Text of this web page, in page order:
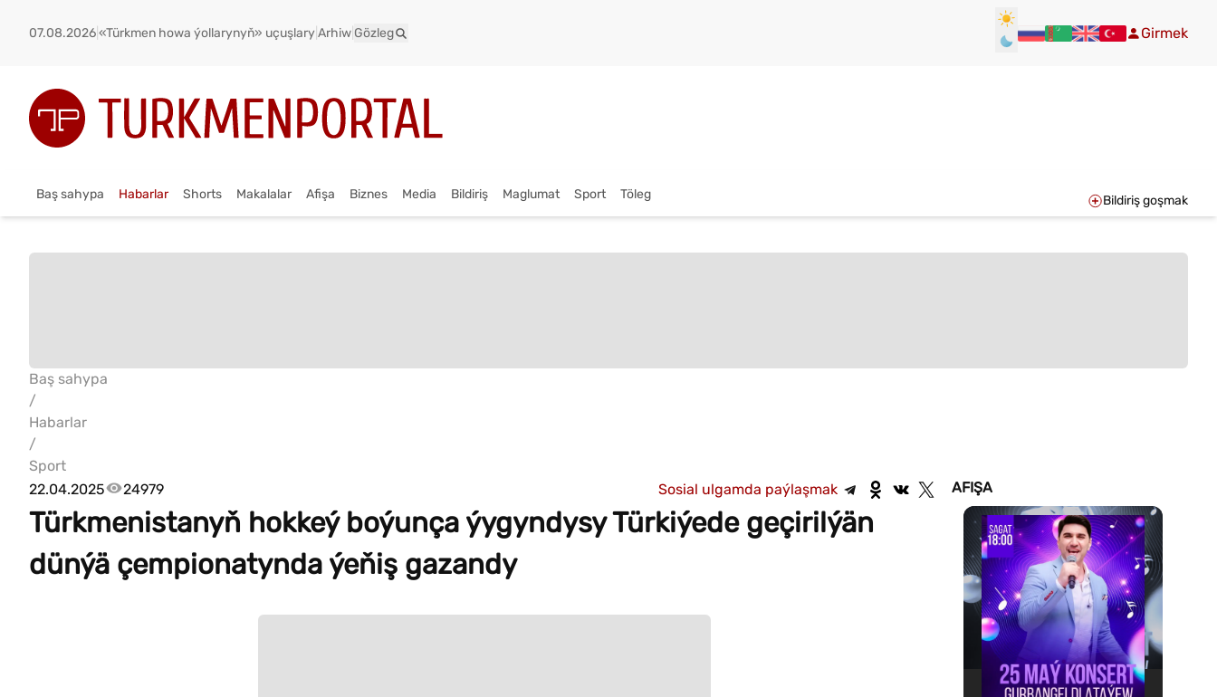
07.08.2026«Türkmen howa ýollarynyň» uçuşlaryArhiw Gözleg Girmek
Baş sahypa Habarlar Shorts Makalalar Afişa Biznes Media Bildiriş Maglumat Sport Töleg Bildiriş goşmak
Baş sahypa
/
Habarlar
/
Sport
22.04.2025
24979 Sosial ulgamda paýlaşmak
Türkmenistanyň hokkeý boýunça ýygyndysy Türkiýede geçirilýän
dünýä çempionatynda ýeňiş gazandy
AFIŞA